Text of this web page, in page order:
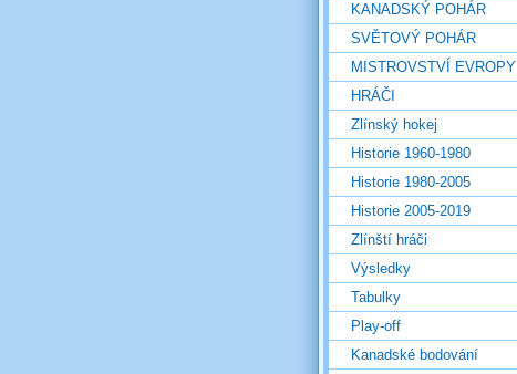
KANADSKÝ POHÁR
SVĚTOVÝ POHÁR
MISTROVSTVÍ EVROPY
HRÁČI
Zlínský hokej
Historie 1960-1980
Historie 1980-2005
Historie 2005-2019
Zlínští hráči
Výsledky
Tabulky
Play-off
Kanadské bodování